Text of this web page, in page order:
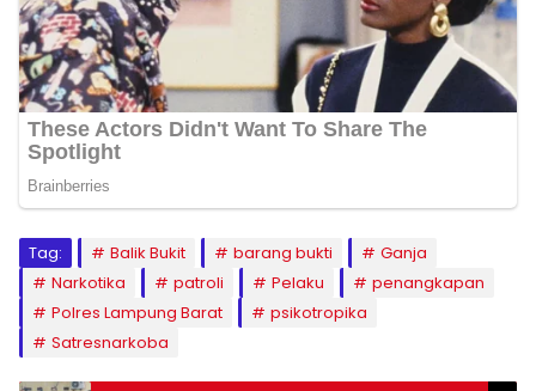
Tag: Balik Bukit barang bukti
Ganja
Narkotika
patroli Pelaku
penangkapan
Polres Lampung Barat
psikotropika
Satresnarkoba